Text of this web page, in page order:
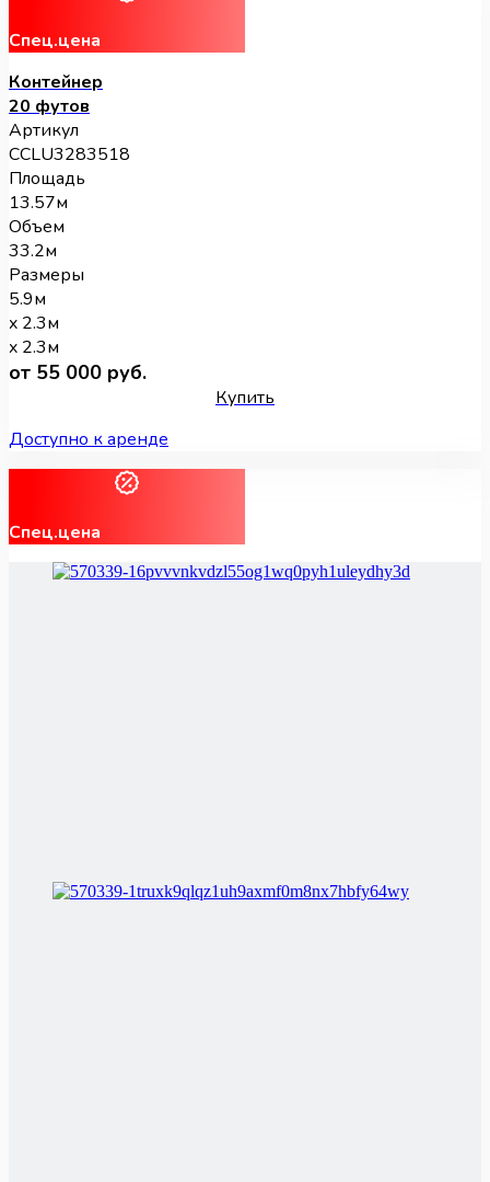
Спец.цена
Контейнер
20 футов
Артикул
CCLU3283518
Площадь
13.57м
Объем
33.2м
Размеры
5.9м
x 2.3м
x 2.3м
от 55 000 руб.
Купить
Доступно к аренде
Спец.цена